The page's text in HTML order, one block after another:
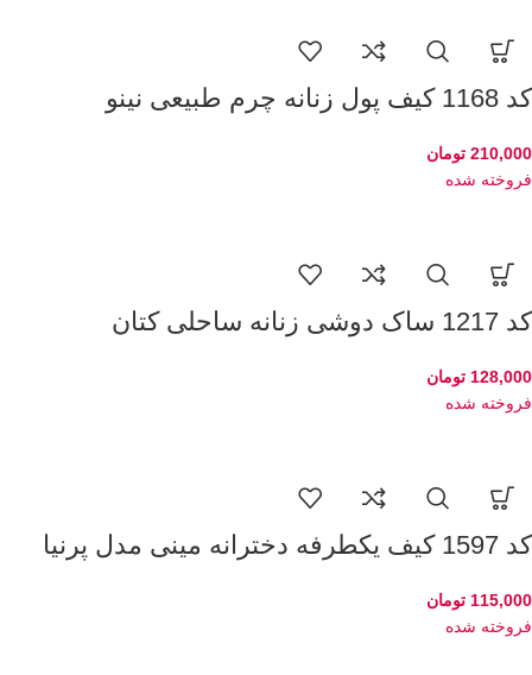
کد 1168 کیف پول زنانه چرم طبیعی نینو
210,000 تومان
فروخته شده
کد 1217 ساک دوشی زنانه ساحلی کتان
128,000 تومان
فروخته شده
کد 1597 کیف یکطرفه دخترانه مینی مدل پرنیا
115,000 تومان
فروخته شده